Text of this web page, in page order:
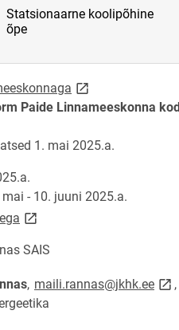
Statsionaarne koolipõhine
õpe
link opens on new
Paide Linnameeskonna
1. mai 2025.a.
- 10. juuni 2025.a.
link opens on new page
SAIS
, maili.rannas@jkhk.eelink